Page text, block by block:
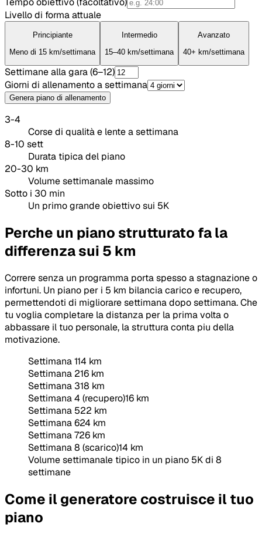
Livello di forma attuale
Principiante
Meno di 15 km/settimana
Intermedio
15–40 km/settimana
Avanzato
40+ km/settimana
Settimane alla gara(6–12)
Giorni di allenamento a settimana
Genera piano di allenamento
3-4
Corse di qualità e lente a settimana
8-10 sett
Durata tipica del piano
20-30 km
Volume settimanale massimo
Sotto i 30 min
Un primo grande obiettivo sui 5K
Perche un piano strutturato fa la
differenza sui 5 km
Correre senza un programma porta spesso a stagnazione o
infortuni. Un piano per i 5 km bilancia carico e recupero,
permettendoti di migliorare settimana dopo settimana. Che
tu voglia completare la distanza per la prima volta o
abbassare il tuo personale, la struttura conta piu della
motivazione.
Settimana 114 km
Settimana 216 km
Settimana 318 km
Settimana 4 (recupero)16 km
Settimana 522 km
Settimana 624 km
Settimana 726 km
Settimana 8 (scarico)14 km
Volume settimanale tipico in un piano 5K di 8
settimane
Come il generatore costruisce il tuo
piano